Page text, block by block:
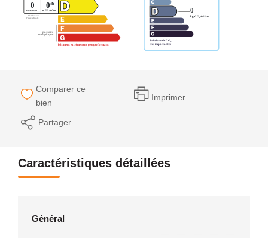
Comparer ce
bien
Imprimer
Partager
Caractéristiques détaillées
Général